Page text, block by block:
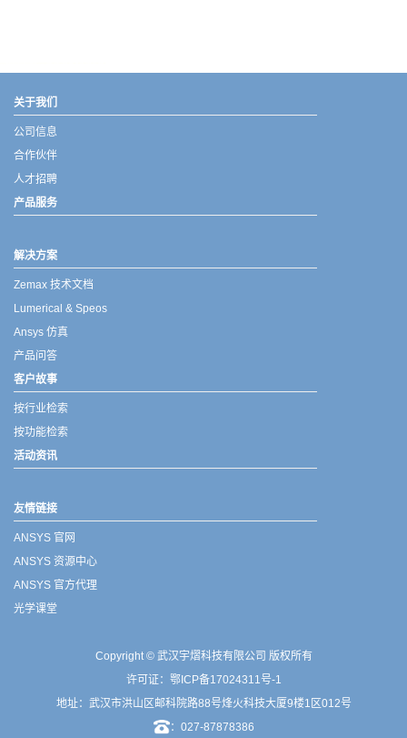
关于我们
公司信息
合作伙伴
人才招聘
产品服务
解决方案
Zemax 技术文档
Lumerical & Speos
Ansys 仿真
产品问答
客户故事
按行业检索
按功能检索
活动资讯
友情链接
ANSYS 官网
ANSYS 资源中心
ANSYS 官方代理
光学课堂
Copyright © 武汉宇熠科技有限公司 版权所有
许可证： 鄂ICP备17024311号-1
地址：武汉市洪山区邮科院路88号烽火科技大厦9楼1区012号
：027-87878386